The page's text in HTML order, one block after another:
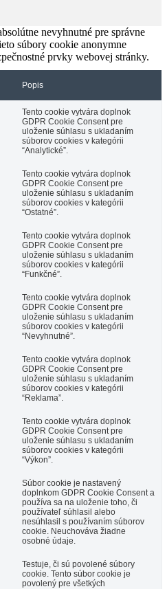
nevyhnutné pre správne
súbory cookie anonymne
prvky webovej stránky.
Popis
Tento cookie vytvára doplnok
GDPR Cookie Consent pre
uloženie súhlasu s ukladaním
súborov cookies v kategórii
“Analytické”.
Tento cookie vytvára doplnok
GDPR Cookie Consent pre
uloženie súhlasu s ukladaním
súborov cookies v kategórii
“Ostatné”.
Tento cookie vytvára doplnok
GDPR Cookie Consent pre
uloženie súhlasu s ukladaním
súborov cookies v kategórii
“Funkčné”.
Tento cookie vytvára doplnok
GDPR Cookie Consent pre
uloženie súhlasu s ukladaním
súborov cookies v kategórii
“Nevyhnutné”.
Tento cookie vytvára doplnok
GDPR Cookie Consent pre
uloženie súhlasu s ukladaním
súborov cookies v kategórii
“Reklama”.
Tento cookie vytvára doplnok
GDPR Cookie Consent pre
uloženie súhlasu s ukladaním
súborov cookies v kategórii
“Výkon”.
Súbor cookie je nastavený
doplnkom GDPR Cookie Consent a
používa sa na uloženie toho, či
používateľ súhlasil alebo
nesúhlasil s používaním súborov
cookie. Neuchováva žiadne
osobné údaje.
Testuje, či sú povolené súbory
cookie. Tento súbor cookie je
povolený pre všetkých